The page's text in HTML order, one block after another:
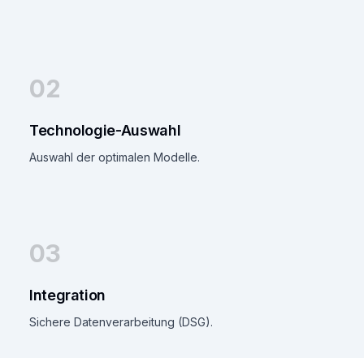
02
Technologie-Auswahl
Auswahl der optimalen Modelle.
03
Integration
Sichere Datenverarbeitung (DSG).